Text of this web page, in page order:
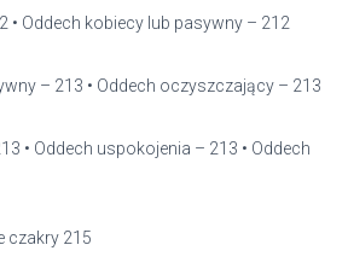
• Oddech kobiecy lub pasywny – 212
– 213 • Oddech oczyszczający – 213
• Oddech uspokojenia – 213 • Oddech
czakry 215